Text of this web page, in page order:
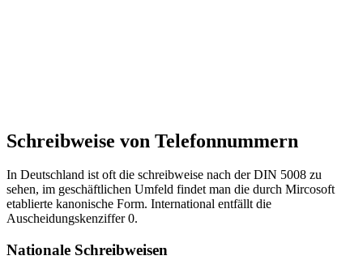
Schreibweise von Telefonnummern
In Deutschland ist oft die schreibweise nach der DIN 5008 zu
sehen, im geschäftlichen Umfeld findet man die durch Mircosoft
etablierte kanonische Form. International entfällt die
Auscheidungskenziffer 0.
Nationale Schreibweisen